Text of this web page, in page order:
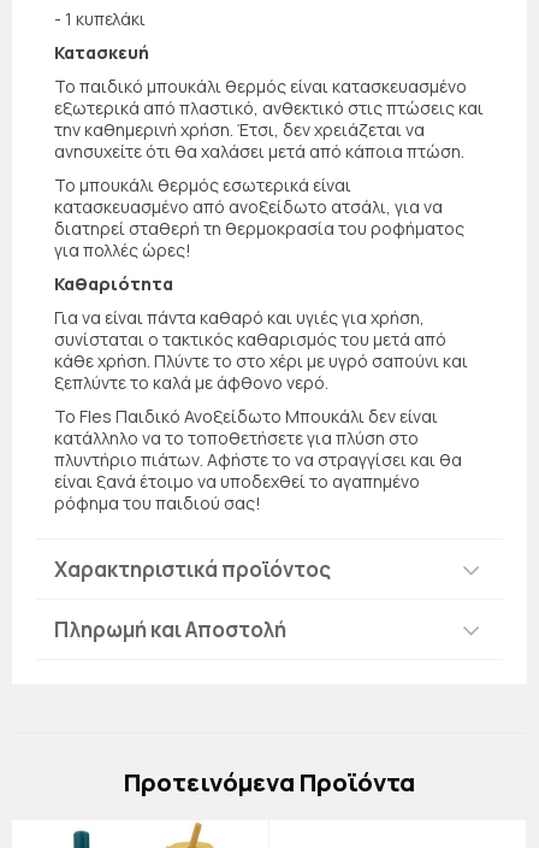
- 1 κυπελάκι
Κατασκευή
Το παιδικό μπουκάλι θερμός είναι κατασκευασμένο
εξωτερικά από πλαστικό, ανθεκτικό στις πτώσεις και
την καθημερινή χρήση. Έτσι, δεν χρειάζεται να
ανησυχείτε ότι θα χαλάσει μετά από κάποια πτώση.
Το μπουκάλι θερμός εσωτερικά είναι
κατασκευασμένο από ανοξείδωτο ατσάλι, για να
διατηρεί σταθερή τη θερμοκρασία του ροφήματος
για πολλές ώρες!
Καθαριότητα
Για να είναι πάντα καθαρό και υγιές για χρήση,
συνίσταται ο τακτικός καθαρισμός του μετά από
κάθε χρήση. Πλύντε το στο χέρι με υγρό σαπούνι και
ξεπλύντε το καλά με άφθονο νερό.
Το Fles Παιδικό Ανοξείδωτο Μπουκάλι δεν είναι
κατάλληλο να το τοποθετήσετε για πλύση στο
πλυντήριο πιάτων. Αφήστε το να στραγγίσει και θα
είναι ξανά έτοιμο να υποδεχθεί το αγαπημένο
ρόφημα του παιδιού σας!
Χαρακτηριστικά προϊόντος
Πληρωμή και Αποστολή
Πρoτεινόμενα Προϊόντα